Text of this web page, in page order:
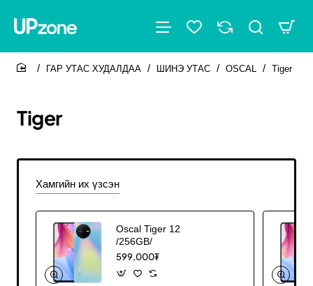
Tiger
ГАР УТАС ХУДАЛДАА ШИНЭ УТАС OSCAL Tiger
Хамгийн их үзсэн
Oscal Tiger 12
/256GB/
599,000₮